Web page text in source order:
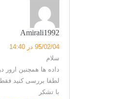
Amirali1992
95/02/04 در 14:40
سلام
داده ها همچنین ارور
لطفا بررسی کنید
با تشکر